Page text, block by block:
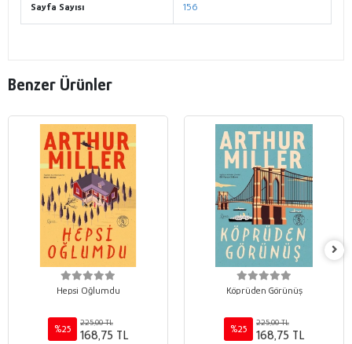
Sayfa Sayısı 156
Benzer Ürünler
Hepsi Oğlumdu
%25
225,00 TL
168,75 TL
Köprüden Görünüş
%25
225,00 TL
168,75 TL